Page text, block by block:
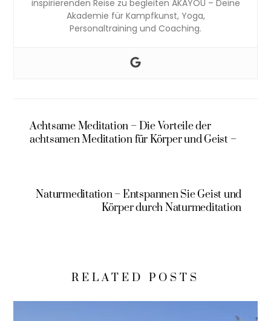
inspirierenden Reise zu begleiten AKAYOU – Deine
Akademie für Kampfkunst, Yoga,
Personaltraining und Coaching.
Achtsame Meditation – Die Vorteile der
achtsamen Meditation für Körper und Geist –
Naturmeditation – Entspannen Sie Geist und
Körper durch Naturmeditation
RELATED POSTS